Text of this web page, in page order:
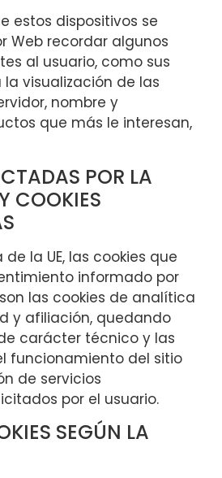
estos dispositivos se
Web recordar algunos
al usuario, como sus
visualización de las
nombre y
que más le interesan,
POR LA
COOKIES
la UE, las cookies que
informado por
las cookies de analítica
y afiliación, quedando
carácter técnico y las
funcionamiento del sitio
de servicios
por el usuario.
SEGÚN LA